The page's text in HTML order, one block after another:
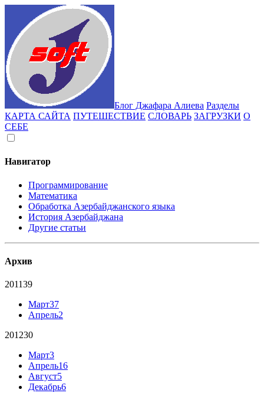
Блог Джафара Алиева Разделы
КАРТА САЙТА ПУТЕШЕСТВИЕ СЛОВАРЬ ЗАГРУЗКИ О
СЕБЕ
Навигатор
Программирование
Математика
Обработка Азербайджанского языка
История Азербайджана
Другие статьи
Архив
201139
Март37
Апрель2
201230
Март3
Апрель16
Август5
Декабрь6